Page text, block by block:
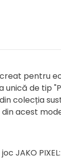
creat
unică de tip
colecția
acest
JAKO PIXEL: